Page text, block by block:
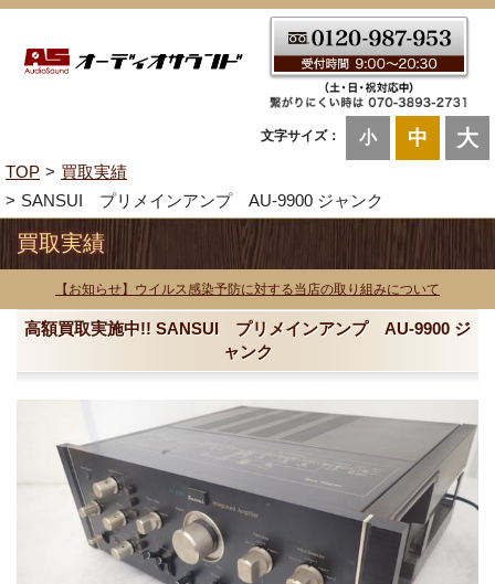
文字サイズ： 小 中 大
TOP
買取実績
SANSUI プリメインアンプ AU-9900 ジャンク
買取実績
【お知らせ】ウイルス感染予防に対する当店の取り組みについて
高額買取実施中!! SANSUI プリメインアンプ AU-9900 ジ
ャンク